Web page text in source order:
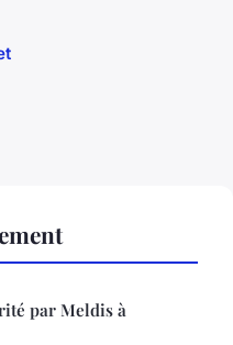
par Meldis à